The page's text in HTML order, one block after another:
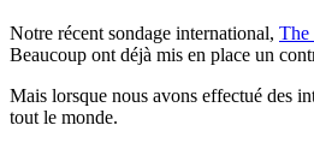
Notre récent sondage international, The
Beaucoup ont déjà mis en place un
Mais lorsque nous avons effectué des
tout le monde.